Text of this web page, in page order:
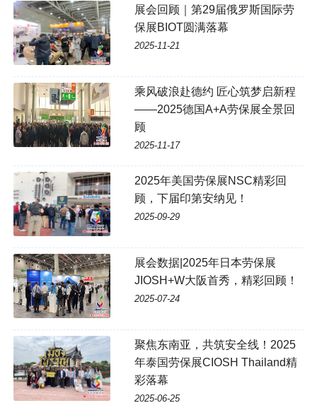
展会回顾｜第29届俄罗斯国际劳
保展BIOT圆满落幕
2025-11-21
乘风破浪赴德约 匠心筑梦启新程
——2025德国A+A劳保展全景回
顾
2025-11-17
2025年美国劳保展NSC精彩回
顾，下届印第安纳见！
2025-09-29
展会数据|2025年日本劳保展
JIOSH+W大阪首秀，精彩回顾！
2025-07-24
聚焦东南亚，共筑安全线！2025
年泰国劳保展CIOSH Thailand精
彩落幕
2025-06-25